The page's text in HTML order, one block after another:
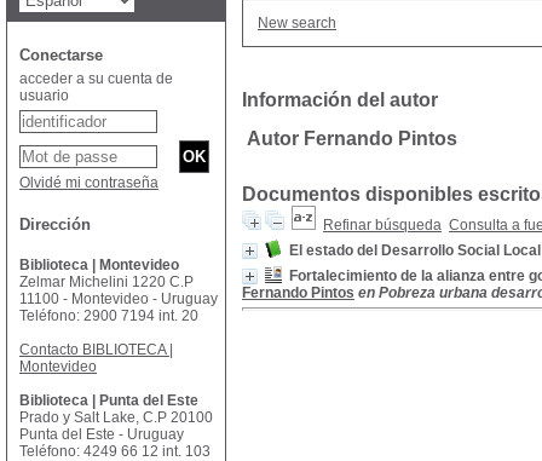
New search
Información del autor
Autor Fernando Pintos
Documentos disponibles
Refinar búsqueda Consulta a
El estado del Desarrollo Social
Fortalecimiento de la alianza entre
Fernando Pintos en Pobreza urbana
Conectarse
acceder a su cuenta de
usuario
Olvidé mi contraseña
Dirección
Biblioteca | Montevideo
Zelmar Michelini 1220 C.P
11100 - Montevideo - Uruguay
Teléfono: 2900 7194 int. 20
Contacto BIBLIOTECA |
Montevideo
Biblioteca | Punta del Este
Prado y Salt Lake, C.P 20100
Punta del Este - Uruguay
Teléfono: 4249 66 12 int. 103